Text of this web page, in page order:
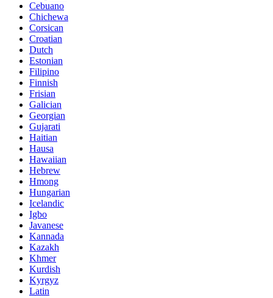
Cebuano
Chichewa
Corsican
Croatian
Dutch
Estonian
Filipino
Finnish
Frisian
Galician
Georgian
Gujarati
Haitian
Hausa
Hawaiian
Hebrew
Hmong
Hungarian
Icelandic
Igbo
Javanese
Kannada
Kazakh
Khmer
Kurdish
Kyrgyz
Latin